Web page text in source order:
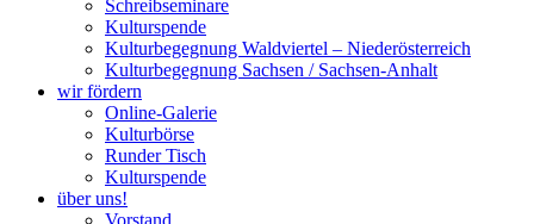
Schreibseminare
Kulturspende
Kulturbegegnung Waldviertel – Niederösterreich
Kulturbegegnung Sachsen / Sachsen-Anhalt
wir fördern
Online-Galerie
Kulturbörse
Runder Tisch
Kulturspende
über uns!
Vorstand